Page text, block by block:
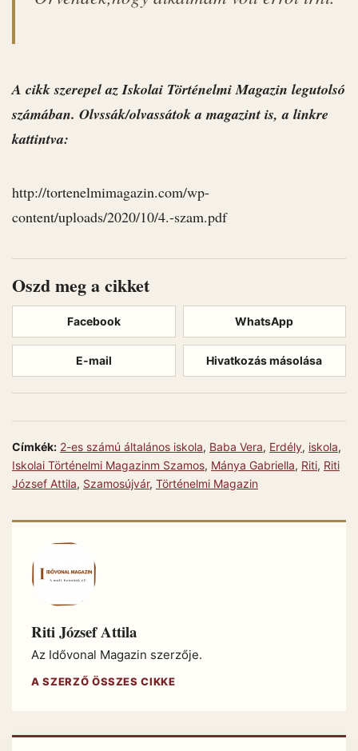
A cikk szerepel az Iskolai Történelmi Magazin legutolsó
számában. Olvssák/olvassátok a magazint is, a linkre
kattintva:
http://tortenelmimagazin.com/wp-
content/uploads/2020/10/4.-szam.pdf
Oszd meg a cikket
Facebook WhatsApp
E-mail Hivatkozás másolása
Címkék: 2-es számú általános iskola, Baba Vera, Erdély, iskola,
Iskolai Történelmi Magazinm Szamos, Mánya Gabriella, Riti, Riti
József Attila, Szamosújvár, Történelmi Magazin
Riti József Attila
Az Idővonal Magazin szerzője.
A SZERZŐ ÖSSZES CIKKE